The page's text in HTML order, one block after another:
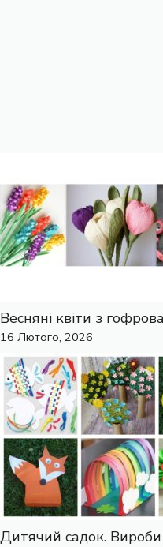
Весняні квіти з
16 Лютого, 2026
Дитячий садок.